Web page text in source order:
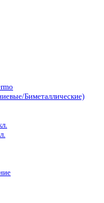
Биметаллические)